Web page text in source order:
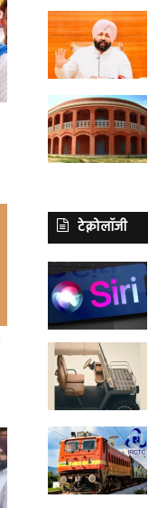
टेक्नोलॉजी